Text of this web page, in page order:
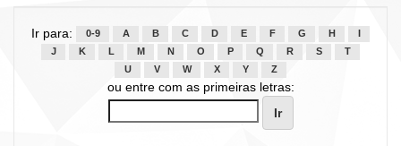
Ir para: 0-9 A B C D E F G H
J
K L M N O P Q R S
T
U
V W X Y Z
ou entre com as primeiras letras: